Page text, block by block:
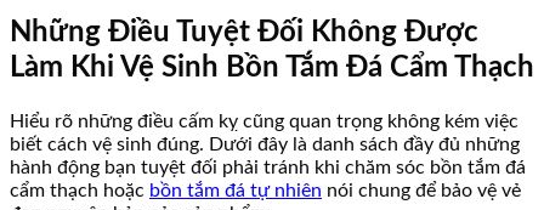
Những Điều Tuyệt Đối Không Được
Làm Khi Vệ Sinh Bồn Tắm Đá Cẩm Thạch
Hiểu rõ những điều cấm kỵ cũng quan trọng không kém việc
biết cách vệ sinh đúng. Dưới đây là danh sách đầy đủ những
hành động bạn tuyệt đối phải tránh khi chăm sóc bồn tắm đá
cẩm thạch hoặc bồn tắm đá tự nhiên nói chung để bảo vệ vẻ